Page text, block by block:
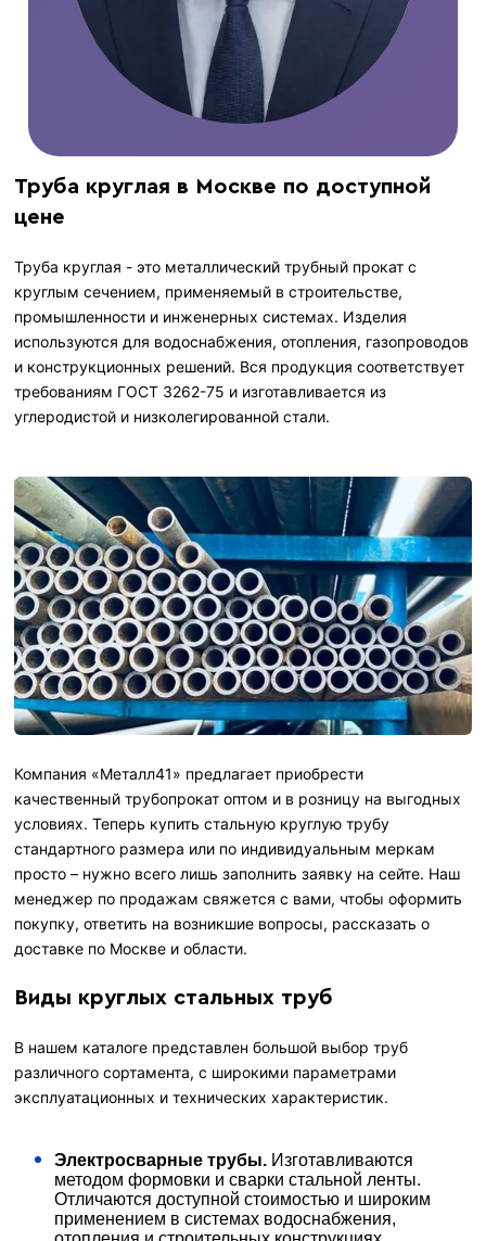
Труба круглая в Москве по доступной
цене
Труба круглая - это металлический трубный прокат с
круглым сечением, применяемый в строительстве,
промышленности и инженерных системах. Изделия
используются для водоснабжения, отопления, газопроводов
и конструкционных решений. Вся продукция соответствует
требованиям ГОСТ 3262-75 и изготавливается из
углеродистой и низколегированной стали.
Компания «Металл41» предлагает приобрести
качественный трубопрокат оптом и в розницу на выгодных
условиях. Теперь купить стальную круглую трубу
стандартного размера или по индивидуальным меркам
просто – нужно всего лишь заполнить заявку на сейте. Наш
менеджер по продажам свяжется с вами, чтобы оформить
покупку, ответить на возникшие вопросы, рассказать о
доставке по Москве и области.
Виды круглых стальных труб
В нашем каталоге представлен большой выбор труб
различного сортамента, с широкими параметрами
эксплуатационных и технических характеристик.
Электросварные трубы. Изготавливаются
методом формовки и сварки стальной ленты.
Отличаются доступной стоимостью и широким
применением в системах водоснабжения,